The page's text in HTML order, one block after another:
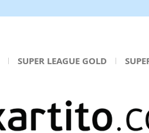
SUPER LEAGUE GOLD